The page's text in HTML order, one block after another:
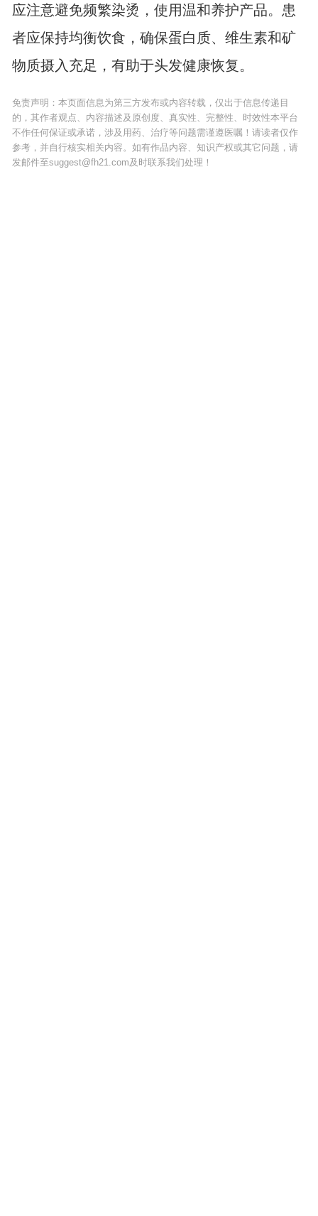
应注意避免频繁染烫，使用温和养护产品。患
者应保持均衡饮食，确保蛋白质、维生素和矿
物质摄入充足，有助于头发健康恢复。
免责声明：本页面信息为第三方发布或内容转载，仅出于信息传递目
的，其作者观点、内容描述及原创度、真实性、完整性、时效性本平台
不作任何保证或承诺，涉及用药、治疗等问题需谨遵医嘱！请读者仅作
参考，并自行核实相关内容。如有作品内容、知识产权或其它问题，请
发邮件至suggest@fh21.com及时联系我们处理！